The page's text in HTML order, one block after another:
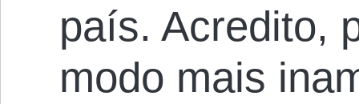
país. Acredito,
modo mais